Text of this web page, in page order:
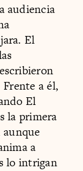
audiencia
El
a él,
El
la primera
a
lo intrigan